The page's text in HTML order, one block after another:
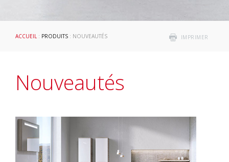
IMPRIMER
ACCUEIL : PRODUITS : NOUVEAUTÉS
Nouveautés